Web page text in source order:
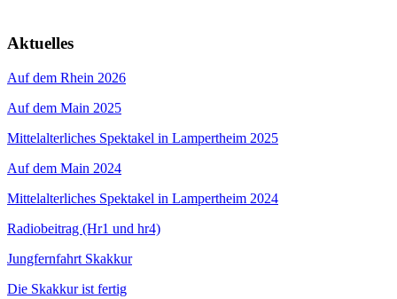
Aktuelles
Auf dem Rhein 2026
Auf dem Main 2025
Mittelalterliches Spektakel in Lampertheim 2025
Auf dem Main 2024
Mittelalterliches Spektakel in Lampertheim 2024
Radiobeitrag (Hr1 und hr4)
Jungfernfahrt Skakkur
Die Skakkur ist fertig